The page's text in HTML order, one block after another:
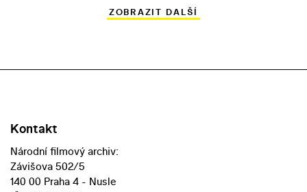
ZOBRAZIT DALŠÍ
Kontakt
Národní filmový archiv:
Závišova 502/5
140 00 Praha 4 - Nusle